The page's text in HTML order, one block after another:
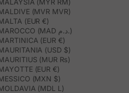
(MYR RM)
(MVR MVR)
(EUR €)
MAROCCO (MAD د.م.)
(EUR €)
(USD $)
(MUR ₨)
(EUR €)
(MXN $)
(MDL L)